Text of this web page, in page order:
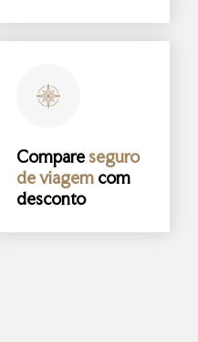
Compareseguro
de viagem com
desconto